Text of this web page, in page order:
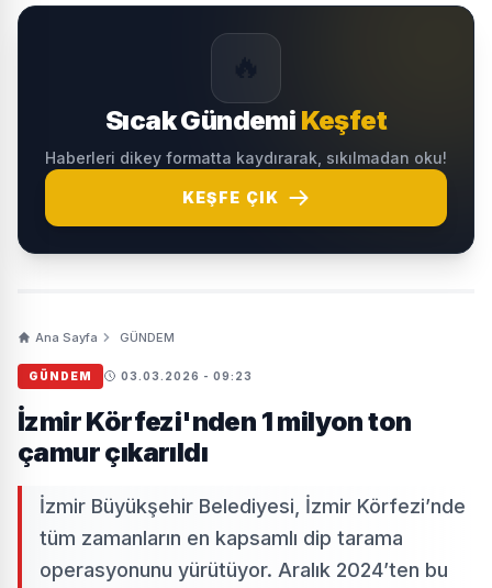
Sıcak Gündemi Keşfet
Haberleri dikey formatta kaydırarak, sıkılmadan oku!
KEŞFE ÇIK
Ana Sayfa GÜNDEM
GÜNDEM 03.03.2026 - 09:23
İzmir Körfezi'nden 1 milyon ton
çamur çıkarıldı
İzmir Büyükşehir Belediyesi, İzmir Körfezi’nde
tüm zamanların en kapsamlı dip tarama
operasyonunu yürütüyor. Aralık 2024’ten bu